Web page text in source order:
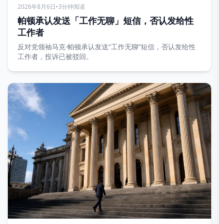
2026年8月6日•3分钟阅读
帕顿承认发送「工作无聊」短信，否认发给性
工作者
反对党领袖马克·帕顿承认发送“工作无聊”短信，否认发给性
工作者，投诉已被驳回。